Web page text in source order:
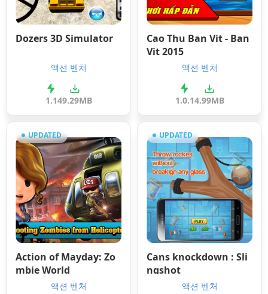
Dozers 3D Simulator
액션 벤처
1.149.29MB
Cao Thu Ban Vit - Ban
Vit 2015
액션 벤처
1.0.14.99MB
UPDATED
Action of Mayday: Zo
mbie World
액션 벤처
UPDATED
Cans knockdown : Sli
ngshot
액션 벤처